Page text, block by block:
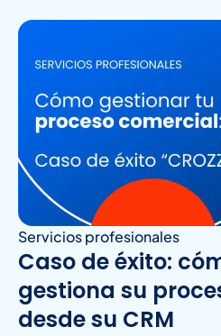
Servicios profesionales
Caso de éxito:
gestiona su
desde su CRM